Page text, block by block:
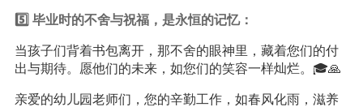
5️⃣ 毕业时的不舍与祝福，是永恒的记忆：
当孩子们背着书包离开，那不舍的眼神里，藏着您们的付
出与期待。愿他们的未来，如您们的笑容一样灿烂。🎓🙏
亲爱的幼儿园老师们，您的辛勤工作，如春风化雨，滋养